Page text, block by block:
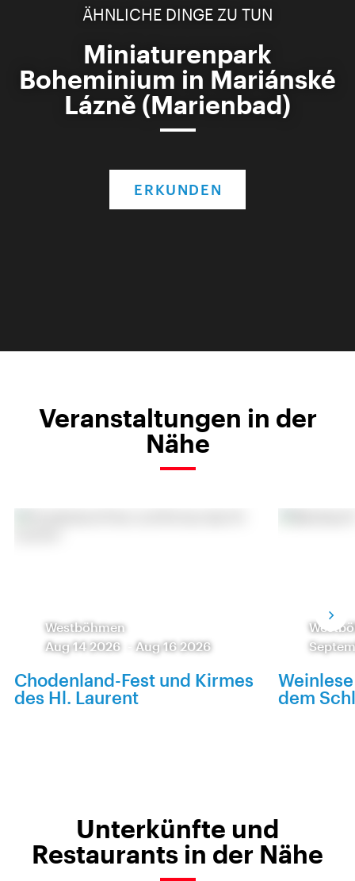
ÄHNLICHE DINGE ZU TUN
Miniaturenpark
Boheminium in Mariánské
Lázně (Marienbad)
ERKUNDEN
Veranstaltungen in der
Nähe
Westböhmen
Aug 14 2026
Aug 16 2026
Chodenland-Fest und Kirmes
des Hl. Laurent
dem
Unterkünfte und
Restaurants in der Nähe